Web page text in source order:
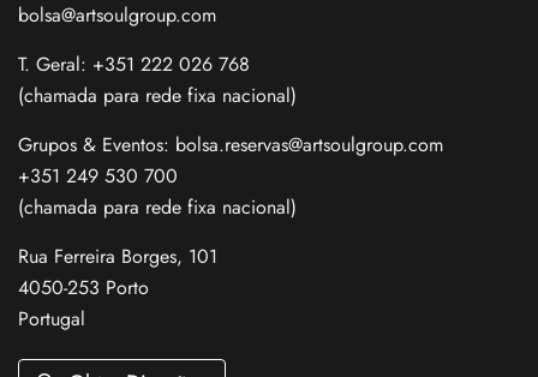
bolsa@artsoulgroup.com
T. Geral: +351 222 026 768
(chamada para rede fixa nacional)
Grupos & Eventos: bolsa.reservas@artsoulgroup.com
+351 249 530 700
(chamada para rede fixa nacional)
Rua Ferreira Borges, 101
4050-253 Porto
Portugal